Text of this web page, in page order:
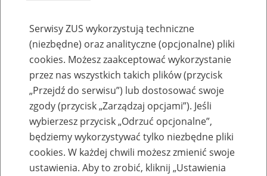
Aktualności
Marcowa waloryzacja świadczeń
Serwisy ZUS wykorzystują techniczne
(niezbędne) oraz analityczne (opcjonalne) pliki
cookies. Możesz zaakceptować wykorzystanie
przez nas wszystkich takich plików (przycisk
„Przejdź do serwisu”) lub dostosować swoje
zgody (przycisk „Zarządzaj opcjami”). Jeśli
wybierzesz przycisk „Odrzuć opcjonalne”,
będziemy wykorzystywać tylko niezbędne pliki
cookies. W każdej chwili możesz zmienić swoje
ustawienia. Aby to zrobić, kliknij „Ustawienia